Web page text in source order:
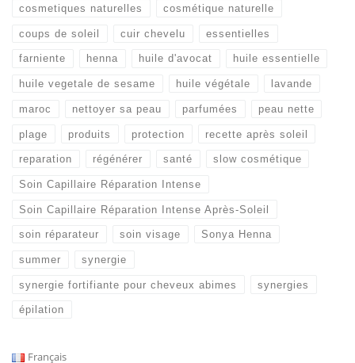
cosmetiques naturelles cosmétique naturelle
coups de soleil cuir chevelu essentielles
farniente henna huile d'avocat huile essentielle
huile vegetale de sesame huile végétale lavande
maroc nettoyer sa peau parfumées peau nette
plage produits protection recette après soleil
reparation régénérer santé slow cosmétique
Soin Capillaire Réparation Intense
Soin Capillaire Réparation Intense Après-Soleil
soin réparateur soin visage Sonya Henna
summer synergie
synergie fortifiante pour cheveux abimes synergies
épilation
Français